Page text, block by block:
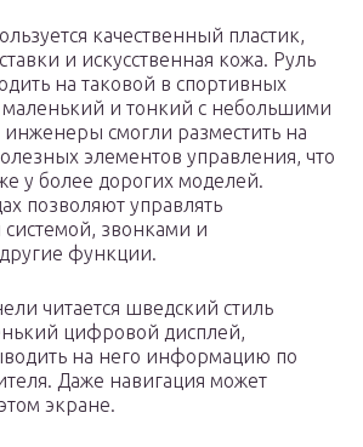
качественный пластик,
и искусственная кожа. Руль
на таковой в спортивных
и тонкий с небольшими
смогли разместить на
элементов управления, что
у более дорогих моделей.
позволяют управлять
звонками и
функции.
читается шведский стиль
цифровой дисплей,
на него информацию по
Даже навигация может
экране.